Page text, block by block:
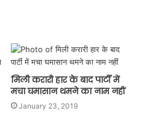
मिली करारी हार के बाद पार्टी में
मचा घमासान थमने का नाम नहीं
January 23, 2019